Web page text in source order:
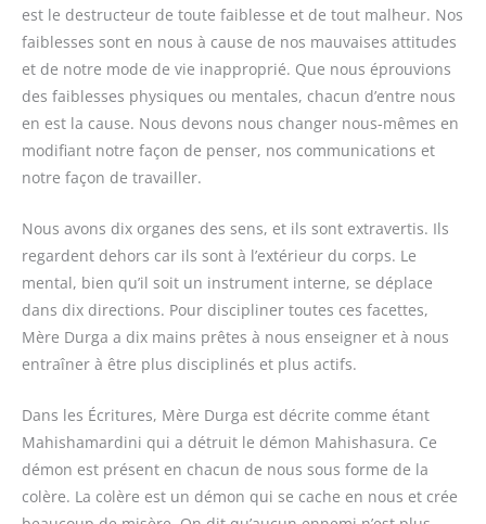
est le destructeur de toute faiblesse et de tout malheur. Nos
faiblesses sont en nous à cause de nos mauvaises attitudes
et de notre mode de vie inapproprié. Que nous éprouvions
des faiblesses physiques ou mentales, chacun d’entre nous
en est la cause. Nous devons nous changer nous-mêmes en
modifiant notre façon de penser, nos communications et
notre façon de travailler.
Nous avons dix organes des sens, et ils sont extravertis. Ils
regardent dehors car ils sont à l’extérieur du corps. Le
mental, bien qu’il soit un instrument interne, se déplace
dans dix directions. Pour discipliner toutes ces facettes,
Mère Durga a dix mains prêtes à nous enseigner et à nous
entraîner à être plus disciplinés et plus actifs.
Dans les Écritures, Mère Durga est décrite comme étant
Mahishamardini qui a détruit le démon Mahishasura. Ce
démon est présent en chacun de nous sous forme de la
colère. La colère est un démon qui se cache en nous et crée